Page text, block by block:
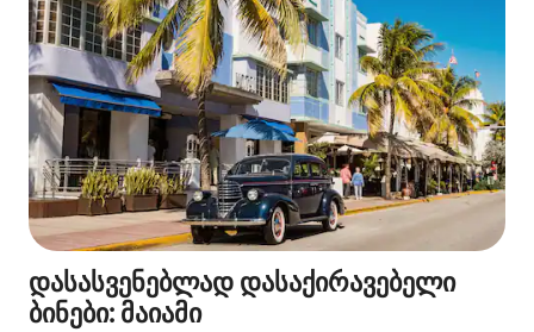
დასასვენებლად დასაქირავებელი
ბინები: მაიამი